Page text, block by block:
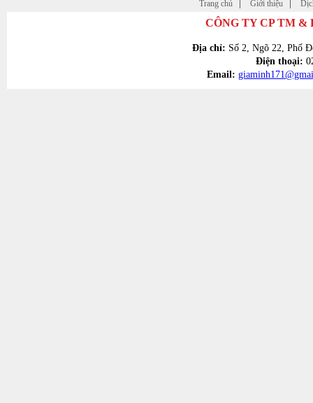
Trang chủ Giới thiệu
CÔNG TY CP TM &
Địa chỉ: Số 2, Ngõ 22, Phố
Điện thoại:
Email: